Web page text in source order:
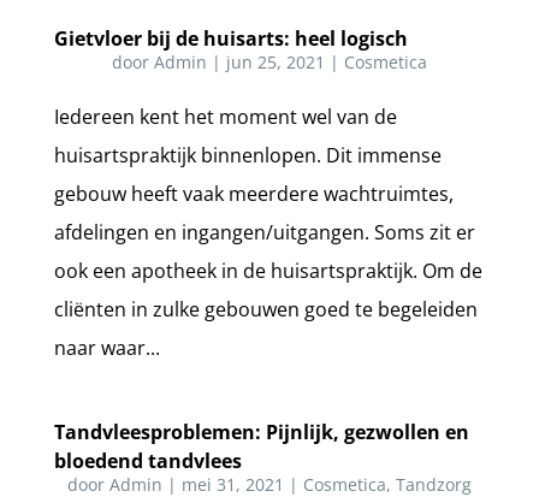
Gietvloer bij de huisarts: heel logisch
door Admin | jun 25, 2021 | Cosmetica
Iedereen kent het moment wel van de
huisartspraktijk binnenlopen. Dit immense
gebouw heeft vaak meerdere wachtruimtes,
afdelingen en ingangen/uitgangen. Soms zit er
ook een apotheek in de huisartspraktijk. Om de
cliënten in zulke gebouwen goed te begeleiden
naar waar...
Tandvleesproblemen: Pijnlijk, gezwollen en
bloedend tandvlees
door Admin | mei 31, 2021 | Cosmetica, Tandzorg